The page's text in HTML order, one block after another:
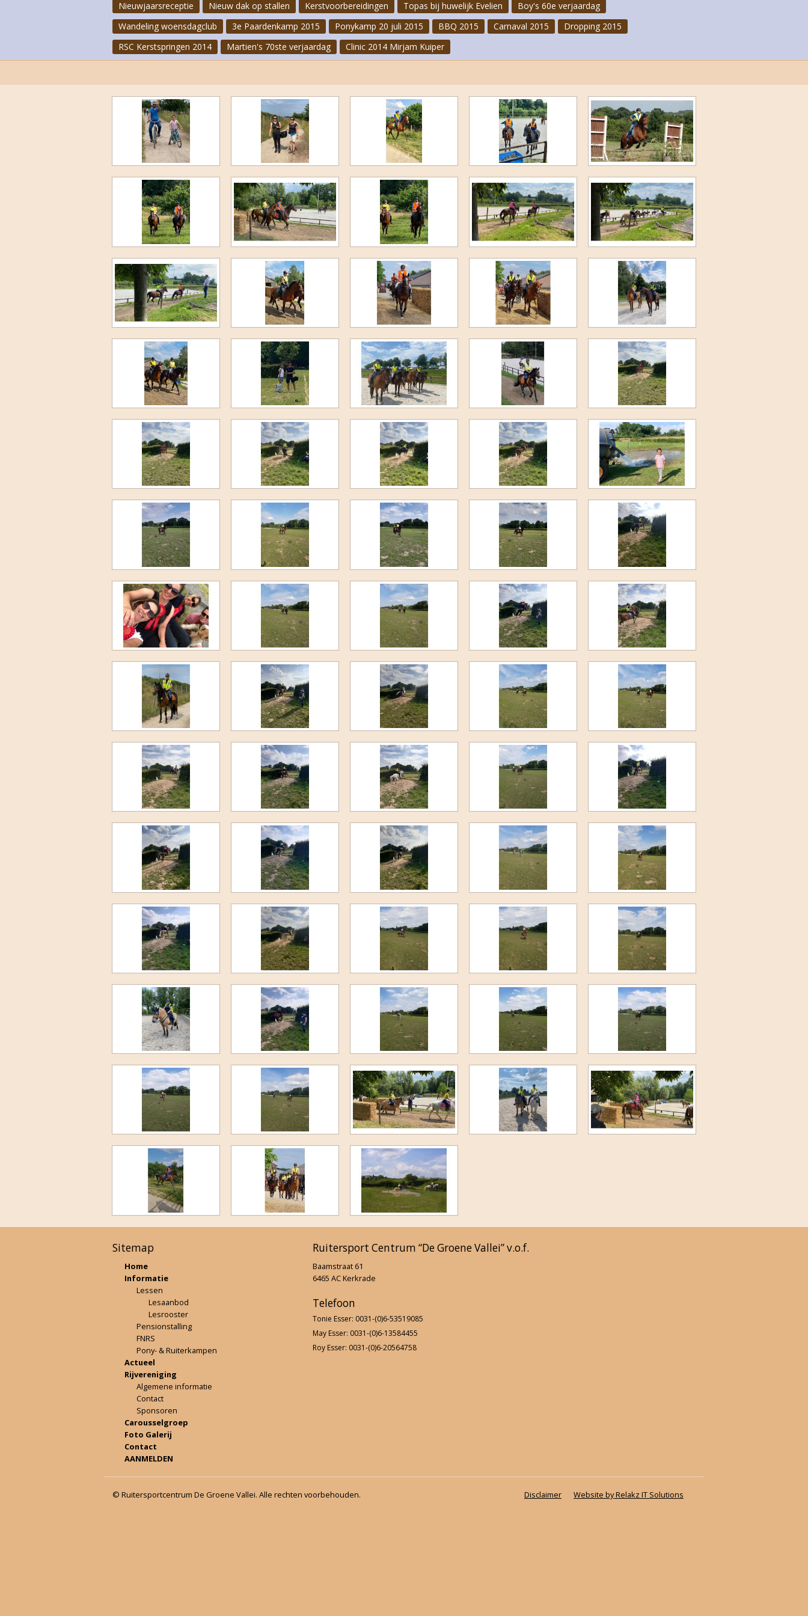
Clinic Jeannette Haazen
Cross II 2022
Laatste paardenkamp 2022
Ponykampen 2022
Bakopening 2022
Speurtocht 2022
1e Paardenkamp 2022
Cross juni 2022
Jump and Bike 2022
F-Proeven maart 2022
Novemberkamp 2021
Clubkampioenschap 2021
3e Paardenkamp 2021
5e Ponykamp 2021
4e Ponykamp 2021
3e Ponykamp 2021
Cross Juli 2021
Cross Juni 2021
F-proeven sept 2020
5e Ponykamp 2020
4e Ponykamp 2020
3e Ponykamp 2020
Dameskamp 2020
2e Ponykamp 2020
1e ponykamp 2020
1e Paardenkamp 2020
Dropping 2020
Jumping and More 2020
FNRS-proeven januari 2020
Behendigheidswedstrijd 2019
Uitrit Herkenbosch 2019
Clubkampioenschappen 2019
Dameskamp 2019
F-proeven & jeugdcaroussel
2e paardenkamp 2019
Beach party 2019
Ponykampen 2019
Eerste paardenkamp 2019
Finale Triple Challenge 2019
Carrousel Uitwisseling 2019
Uitrit okt 2018
Dropping 2018
Jubileumfeest
F-Proeven 19 november 2017
2e Paardenkamp 2017
Nieuwjaarsreceptie
Nieuw dak op stallen Kerstvoorbereidingen Topas bij huwelijk Evelien
Boy's 60e verjaardag
Wandeling woensdagclub
3e Paardenkamp 2015 Ponykamp 20 juli 2015 BBQ 2015 Carnaval 2015
Dropping 2015
RSC Kerstspringen 2014
Martien's 70ste verjaardag Clinic 2014 Mirjam Kuiper
Sitemap
Home
Informatie
Lessen
Lesaanbod
Lesrooster
Pensionstalling
FNRS
Pony- & Ruiterkampen
Actueel
Rijvereniging
Algemene informatie
Contact
Sponsoren
Carousselgroep
Foto Galerij
Contact
AANMELDEN
Ruitersport Centrum “De Groene Vallei” v.o.f.
Baamstraat 61
6465 AC Kerkrade
Telefoon
Tonie Esser: 0031-(0)6-53519085
May Esser: 0031-(0)6-13584455
Roy Esser: 0031-(0)6-20564758
© Ruitersportcentrum De Groene Vallei. Alle rechten voorbehouden. Website by Relakz IT Solutions
Disclaimer